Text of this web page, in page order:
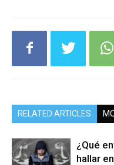
RELATED ARTICLES
¿Qué
hallar